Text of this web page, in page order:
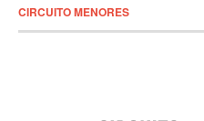
CIRCUITO MENORES